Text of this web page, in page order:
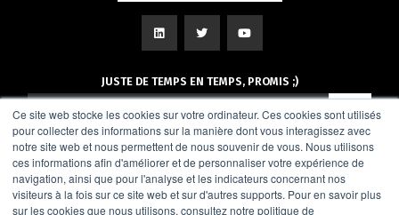
Ce site web stocke les cookies sur votre ordinateur. Ces cookies sont utilisés
pour collecter des informations sur la manière dont vous interagissez avec
notre site web et nous permettent de nous souvenir de vous. Nous utilisons
ces informations afin d'améliorer et de personnaliser votre expérience de
navigation, ainsi que pour l'analyse et les indicateurs concernant nos
visiteurs à la fois sur ce site web et sur d'autres supports. Pour en savoir plus
sur les cookies que nous utilisons, consultez notre politique de
JUSTE DE TEMPS EN TEMPS, PROMIS ;)
Le Village by CA Rouen Vallée de Seine : 107 Allée François Mitterrand